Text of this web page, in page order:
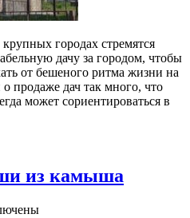
городах стремятся
дачу за городом, чтобы
от бешеного ритма жизни на
продаже дач так много, что
может сориентироваться в
из камыша